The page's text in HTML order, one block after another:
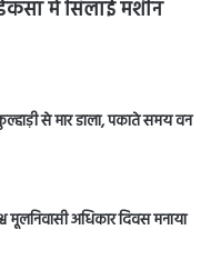
में सिलाई मशीन
से मार डाला, पकाते समय वन
मूलनिवासी अधिकार दिवस मनाया